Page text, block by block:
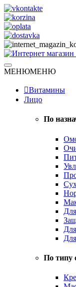
Skip
to
content
Интернет
Натуральная
МЕНЮМЕНЮ
Витамины
Лицо
По
По типу